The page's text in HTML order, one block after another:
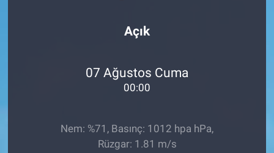
Açık
07 Ağustos Cuma
00:00
Nem: %71, Basınç: 1012 hpa hPa,
Rüzgar: 1.81 m/s